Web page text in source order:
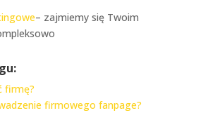
– zajmiemy się Twoim
firmę?
firmowego fanpage?